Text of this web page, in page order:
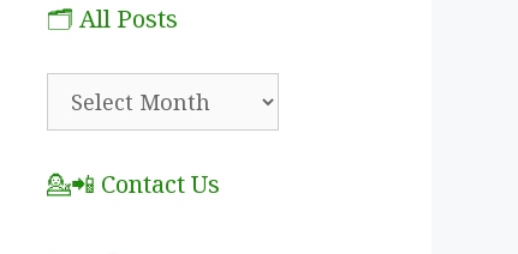
🗂️ All Posts
💁📲 Contact Us